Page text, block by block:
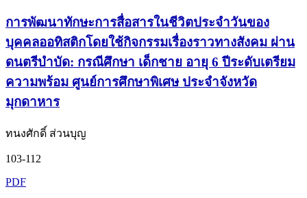
การพัฒนาทักษะการสื่อสารในชีวิตประจำวันของ
บุคคลออทิสติกโดยใช้กิจกรรมเรื่องราวทางสังคม ผ่าน
ดนตรีบำบัด: กรณีศึกษา เด็กชาย อายุ 6 ปีระดับเตรียม
ความพร้อม ศูนย์การศึกษาพิเศษ ประจำจังหวัด
มุกดาหาร
ทนงศักดิ์ ส่วนบุญ
103-112
PDF